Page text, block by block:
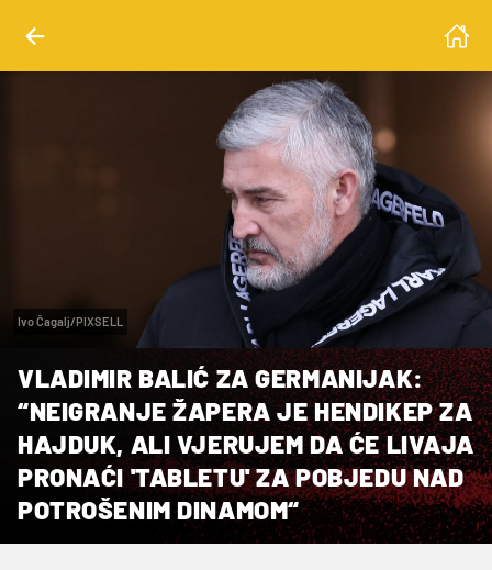
Ivo Čagalj/PIXSELL
VLADIMIR BALIĆ ZA GERMANIJAK:
“NEIGRANJE ŽAPERA JE HENDIKEP ZA
HAJDUK, ALI VJERUJEM DA ĆE LIVAJA
PRONAĆI 'TABLETU' ZA POBJEDU NAD
POTROŠENIM DINAMOM“